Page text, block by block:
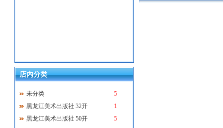
店内分类
未分类
5
黑龙江美术出版社 32开
1
黑龙江美术出版社 50开
5